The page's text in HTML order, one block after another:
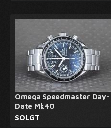
Omega Speedmaster Day-
Date Mk40
SOLGT